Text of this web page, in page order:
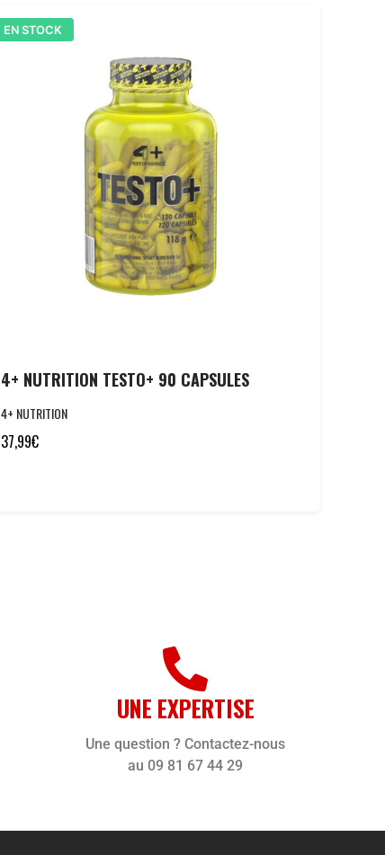
EN STOCK
4+ NUTRITION TESTO+ 90 CAPSULES
4+ NUTRITION
37,99€
UNE EXPERTISE
Une question ? Contactez-nous
au 09 81 67 44 29